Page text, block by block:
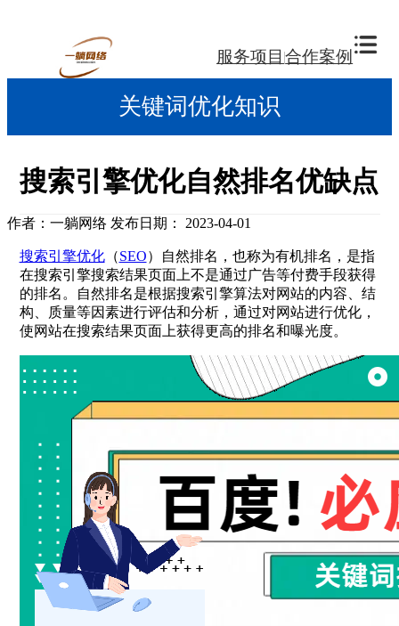
服务项目 合作案例
关键词优化知识
搜索引擎优化自然排名优缺点
作者：一躺网络 发布日期： 2023-04-01
搜索引擎优化（SEO）自然排名，也称为有机排名，是指
在搜索引擎搜索结果页面上不是通过广告等付费手段获得
的排名。自然排名是根据搜索引擎算法对网站的内容、结
构、质量等因素进行评估和分析，通过对网站进行优化，
使网站在搜索结果页面上获得更高的排名和曝光度。